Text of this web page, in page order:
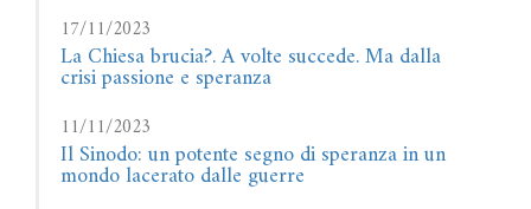
17/11/2023
La Chiesa brucia?. A volte succede. Ma dalla
crisi passione e speranza
11/11/2023
Il Sinodo: un potente segno di speranza in un
mondo lacerato dalle guerre